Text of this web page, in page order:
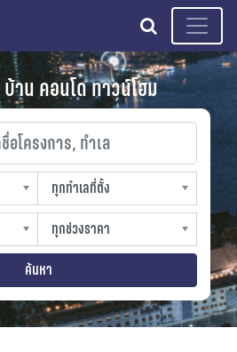
search
าน คอนโด ทาวน์โฮม
งการ, ทำเล
ทุกทำเลที่ตั้ง
slocation
ทุกช่วงราคา
sprice
ค้นหา